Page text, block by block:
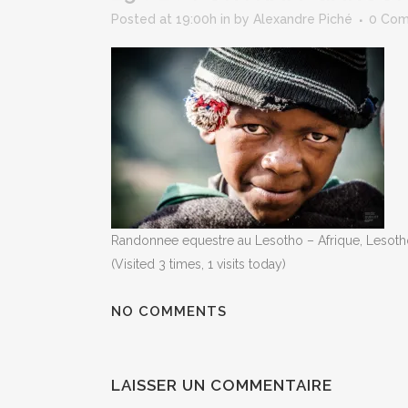
Posted at 19:00h in by Alexandre Piché 0
Randonnee equestre au Lesotho – Afrique,
(Visited 3 times, 1 visits today)
NO COMMENTS
LAISSER UN COMMENTAIRE